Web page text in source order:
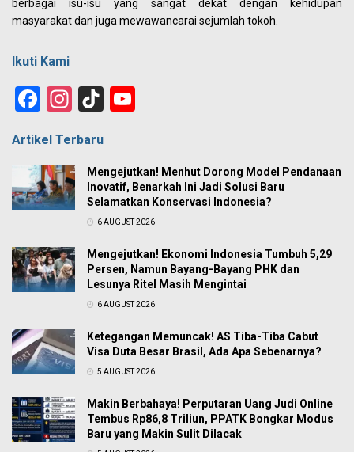
berbagai isu-isu yang sangat dekat dengan kehidupan
masyarakat dan juga mewawancarai sejumlah tokoh.
Ikuti Kami
Facebook
Instagram
TikTok
Artikel Terbaru
Mengejutkan! Menhut Dorong Model Pendanaan
Inovatif, Benarkah Ini Jadi Solusi Baru
Selamatkan Konservasi Indonesia?
6 AUGUST 2026
Mengejutkan! Ekonomi Indonesia Tumbuh 5,29
Persen, Namun Bayang-Bayang PHK dan
Lesunya Ritel Masih Mengintai
6 AUGUST 2026
Ketegangan Memuncak! AS Tiba-Tiba Cabut
Visa Duta Besar Brasil, Ada Apa Sebenarnya?
5 AUGUST 2026
Makin Berbahaya! Perputaran Uang Judi Online
Tembus Rp86,8 Triliun, PPATK Bongkar Modus
Baru yang Makin Sulit Dilacak